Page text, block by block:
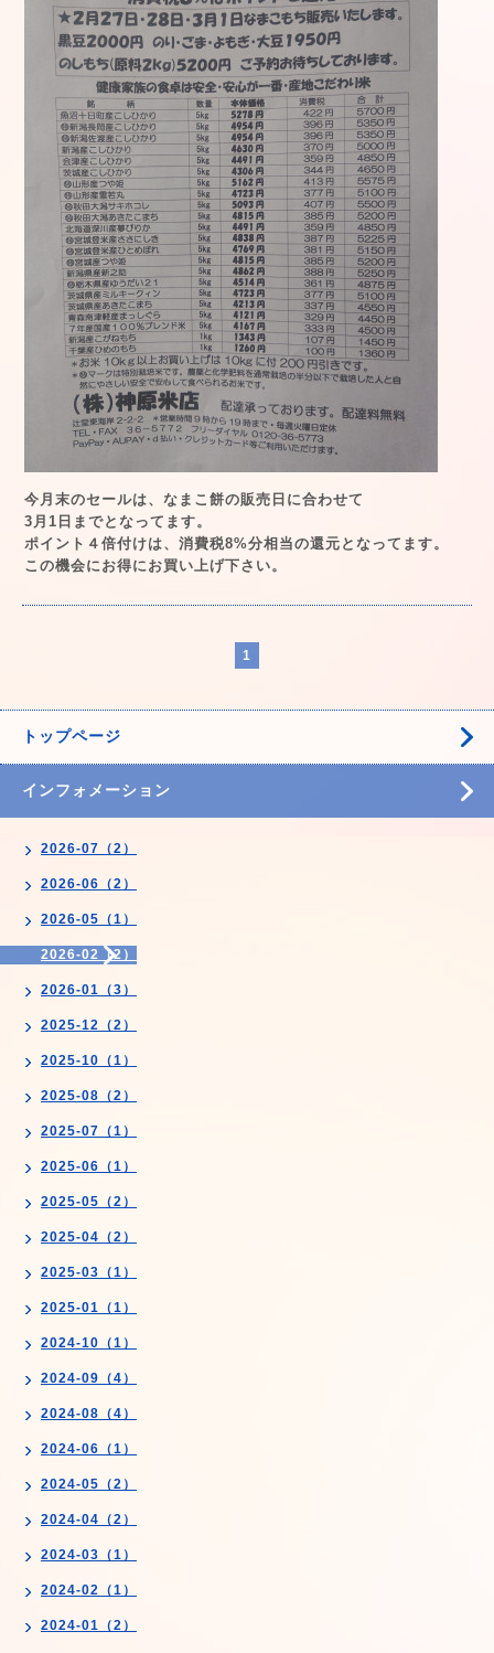
今月末のセールは、なまこ餅の販売日に合わせて
3月1日までとなってます。
ポイント４倍付けは、消費税8%分相当の還元となってます。
この機会にお得にお買い上げ下さい。
1
トップページ
インフォメーション
2026-07（2）
2026-06（2）
2026-05（1）
2026-02（2）
2026-01（3）
2025-12（2）
2025-10（1）
2025-08（2）
2025-07（1）
2025-06（1）
2025-05（2）
2025-04（2）
2025-03（1）
2025-01（1）
2024-10（1）
2024-09（4）
2024-08（4）
2024-06（1）
2024-05（2）
2024-04（2）
2024-03（1）
2024-02（1）
2024-01（2）